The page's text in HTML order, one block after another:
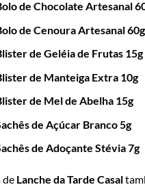
de Chocolate Artesanal
de Cenoura Artesanal 60g
de Geléia de Frutas 15g
de Manteiga Extra 10g
de Mel de Abelha 15g
de Açúcar Branco 5g
de Adoçante Stévia 7g
de Lanche da Tarde Casal